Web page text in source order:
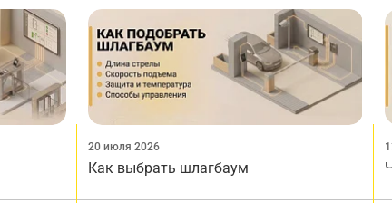
20 июля 2026
Как выбрать шлагбаум